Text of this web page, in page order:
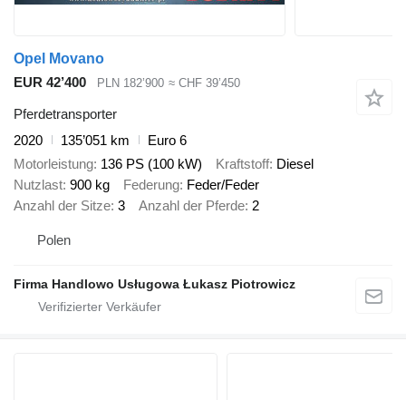
Opel Movano
EUR 42’400
PLN 182’900 ≈ CHF 39’450
Pferdetransporter
2020
135’051 km
Euro 6
Motorleistung 136 PS (100 kW) Kraftstoff Diesel
Nutzlast 900 kg Federung Feder/Feder
Anzahl der Sitze 3 Anzahl der Pferde 2
Polen
Firma Handlowo Usługowa Łukasz Piotrowicz